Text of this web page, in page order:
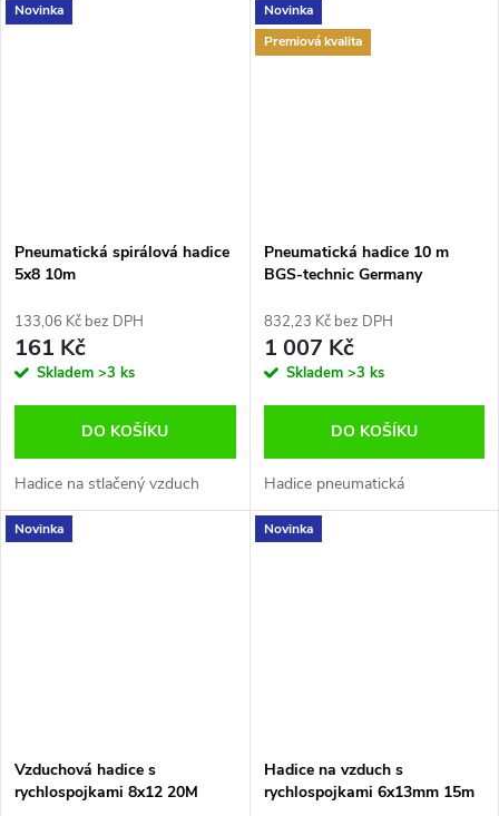
Novinka
Pneumatická spirálová hadice
5x8 10m
133,06 Kč bez DPH
161 Kč
Skladem >3 ks
DO KOŠÍKU
Hadice na stlačený vzduch
Novinka
Premiová kvalita
Pneumatická hadice 10 m
BGS-technic Germany
832,23 Kč bez DPH
1 007 Kč
Skladem >3 ks
DO KOŠÍKU
Hadice pneumatická
Novinka
Vzduchová hadice s
rychlospojkami 8x12 20M
Novinka
Hadice na vzduch s
rychlospojkami 6x13mm 15m